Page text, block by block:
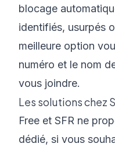
blocage
identifiés, usurpés
meilleure option
numéro et le nom
vous joindre.
Les solutions chez
Free et SFR ne
dédié, si vous